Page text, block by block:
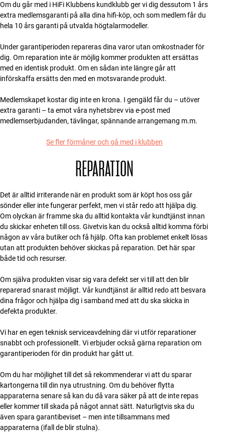
INSPIRATION
NYHETER
Hitta Butik
Kundtjänst
Om du går med i HiFi Klubbens kundklubb ger vi dig dessutom 1 års
extra medlemsgaranti på alla dina hifi-köp, och som medlem får du
hela 10 års garanti på utvalda högtalarmodeller.
Under garantiperioden repareras dina varor utan omkostnader för
dig. Om reparation inte är möjlig kommer produkten att ersättas
med en identisk produkt. Om en sådan inte längre går att
införskaffa ersätts den med en motsvarande produkt.
Medlemskapet kostar dig inte en krona. I gengäld får du – utöver
extra garanti – ta emot våra nyhetsbrev via e-post med
medlemserbjudanden, tävlingar, spännande arrangemang m.m.
Se fler förmåner och gå med i klubben
REPARATION
Det är alltid irriterande när en produkt som är köpt hos oss går
sönder eller inte fungerar perfekt, men vi står redo att hjälpa dig.
Om olyckan är framme ska du alltid kontakta vår kundtjänst innan
du skickar enheten till oss. Givetvis kan du också alltid komma förbi
någon av våra butiker och få hjälp. Ofta kan problemet enkelt lösas
utan att produkten behöver skickas på reparation. Det här spar
både tid och resurser.
Om själva produkten visar sig vara defekt ser vi till att den blir
reparerad snarast möjligt. Vår kundtjänst är alltid redo att besvara
dina frågor och hjälpa dig i samband med att du ska skicka in
defekta produkter.
Vi har en egen teknisk serviceavdelning där vi utför reparationer
snabbt och professionellt. Vi erbjuder också gärna reparation om
garantiperioden för din produkt har gått ut.
Om du har möjlighet till det så rekommenderar vi att du sparar
kartongerna till din nya utrustning. Om du behöver flytta
apparaterna senare så kan du då vara säker på att de inte repas
eller kommer till skada på något annat sätt. Naturligtvis ska du
även spara garantibeviset – men inte tillsammans med
apparaterna (ifall de blir stulna).